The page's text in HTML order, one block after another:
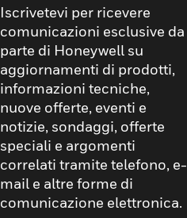
Iscrivetevi per ricevere
comunicazioni esclusive da
parte di Honeywell su
aggiornamenti di prodotti,
informazioni tecniche,
nuove offerte, eventi e
notizie, sondaggi, offerte
speciali e argomenti
correlati tramite telefono, e-
mail e altre forme di
comunicazione elettronica.